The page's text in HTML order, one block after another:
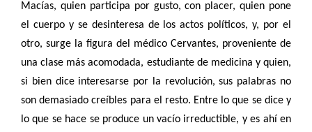
Macías, quien participa por gusto, con placer, quien pone
el cuerpo y se desinteresa de los actos políticos, y, por el
otro, surge la figura del médico Cervantes, proveniente de
una clase más acomodada, estudiante de medicina y quien,
si bien dice interesarse por la revolución, sus palabras no
son demasiado creíbles para el resto. Entre lo que se dice y
lo que se hace se produce un vacío irreductible, y es ahí en